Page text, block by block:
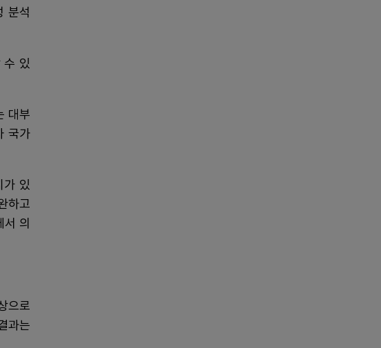
분석
수 있
대부
국가
가 있
하고
의
으로
과는